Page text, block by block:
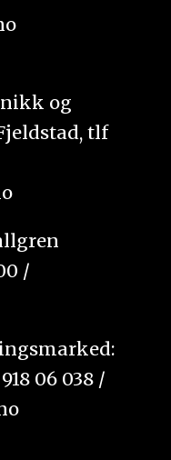
og
tlf
/
06 038 /